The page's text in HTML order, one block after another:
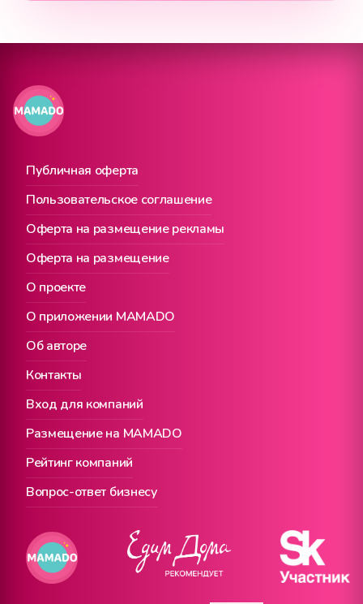
Публичная оферта
О проекте
Вход для компаний
Пользовательское соглашение
О приложении MAMADO
Размещение на MAMADO
Оферта на размещение рекламы
Об авторе
Рейтинг компаний
Оферта на размещение
Контакты
Вопрос-ответ бизнесу